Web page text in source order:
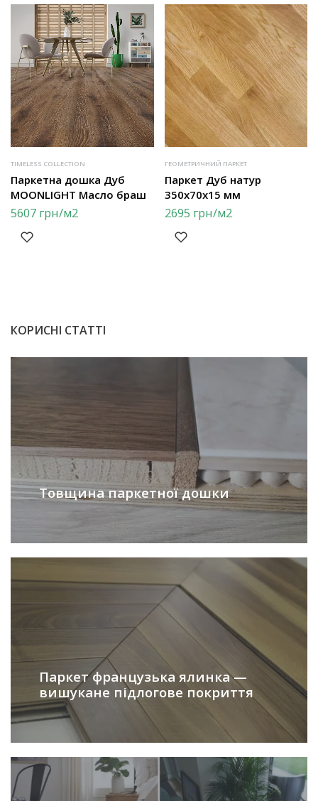
TIMELESS COLLECTION
Паркетна дошка Дуб
MOONLIGHT Масло браш
5607 грн/м2
ГЕОМЕТРИЧНИЙ ПАРКЕТ
Паркет Дуб натур
350х70х15 мм
2695 грн/м2
КОРИСНІ СТАТТІ
Товщина паркетної дошки
Паркет французька ялинка —
вишукане підлогове покриття